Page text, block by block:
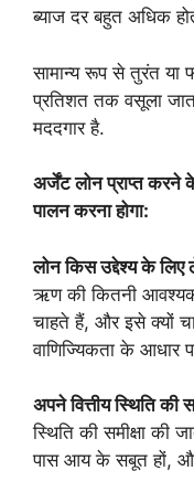
ब्याज दर बहुत अधिक
सामान्य रूप से तुरंत
प्रतिशत तक वसूला
मददगार है.
अर्जेंट लोन प्राप्त करने
पालन करना होगा:
लोन किस उद्देश्य के लिए
ऋण की कितनी
चाहते हैं, और इसे क्यों
वाणिज्यिकता के आधार
अपने वित्तीय स्थिति की
स्थिति की समीक्षा की
पास आय के सबूत हों,